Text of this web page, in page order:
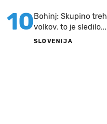
10Bohinj: Skupino
volkov, to je sledilo...
SLOVENIJA